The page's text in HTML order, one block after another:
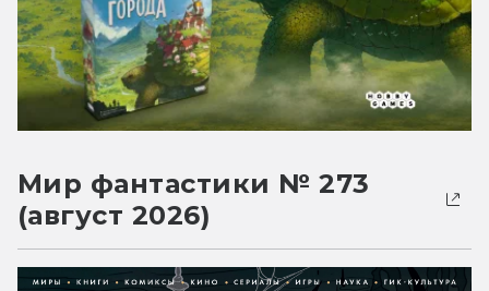
Мир фантастики № 273
(август 2026)